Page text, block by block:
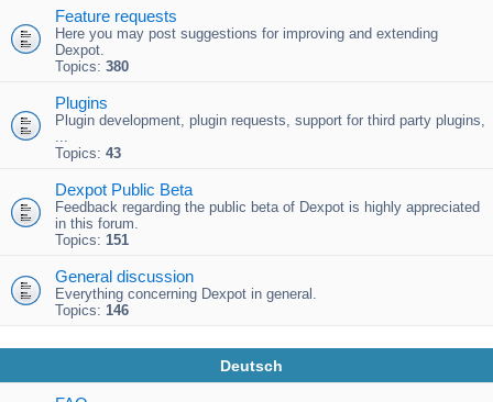
Feature requests
Here you may post suggestions for improving and extending
Dexpot.
Topics: 380
Plugins
Plugin development, plugin requests, support for third party plugins,
...
Topics: 43
Dexpot Public Beta
Feedback regarding the public beta of Dexpot is highly appreciated
in this forum.
Topics: 151
General discussion
Everything concerning Dexpot in general.
Topics: 146
Deutsch